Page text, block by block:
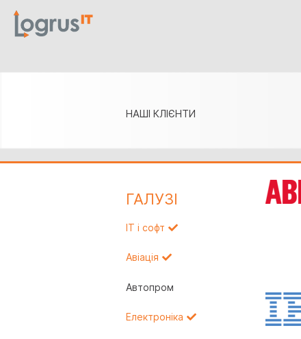
НАШІ КЛІЄНТИ
ГАЛУЗI
IT і софт
Авіація
Автопром
Електроніка